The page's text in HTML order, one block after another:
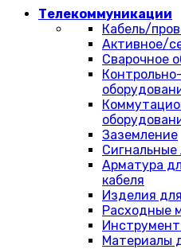
Телекоммуникации
Кабель/
Активное/
Сварочное
Заземление
Сигнальные
Арматура
кабеля
Изделия
Расходные
Материалы